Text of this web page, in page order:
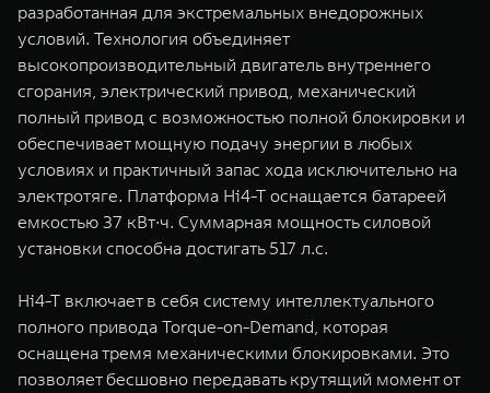
разработанная для экстремальных внедорожных
условий. Технология объединяет
высокопроизводительный двигатель внутреннего
сгорания, электрический привод, механический
полный привод с возможностью полной блокировки и
обеспечивает мощную подачу энергии в любых
условиях и практичный запас хода исключительно на
электротяге. Платформа Hi4-T оснащается батареей
емкостью 37 кВт∙ч. Суммарная мощность силовой
установки способна достигать 517 л.с.
Hi4-T включает в себя систему интеллектуального
полного привода Torque-on-Demand, которая
оснащена тремя механическими блокировками. Это
позволяет бесшовно передавать крутящий момент от